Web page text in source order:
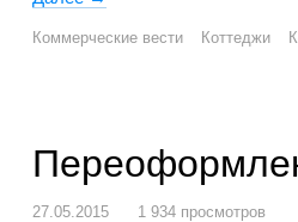
Коммерческие вести Коттеджи
27.05.2015 1 934 просмотров